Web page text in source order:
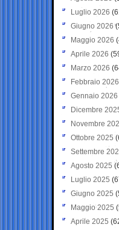
Luglio 2026
Giugno 2026
Maggio 2026
Aprile 2026
Marzo 2026
Febbraio 2026
Gennaio 2026
Dicembre
Novembre
Ottobre 2025
Settembre
Agosto 2025
Luglio 2025
Giugno 2025
Maggio 2025
Aprile 2025